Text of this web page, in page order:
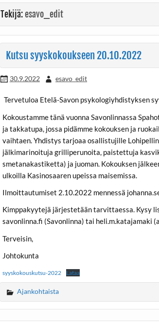
Tekijä:esavo_edit
Kutsu syyskokoukseen 20.10.2022
30.9.2022 esavo_edit
Tervetuloa Etelä-Savon psykologiyhdistyksen
Kokoustamme tänä vuonna Savonlinnassa
ja takkatupa, jossa pidämme kokouksen ja
vaihtaen. Yhdistys tarjoaa osallistujille
jälkimarinoituja grilliperunoita, paistettuja
smetanakastiketta) ja juoman. Kokouksen
ulkoilla Kasinosaaren upeissa maisemissa.
Ilmoittautumiset 2.10.2022 mennessä
Kimppakyytejä järjestetään tarvittaessa. Kysy
savonlinna.fi (Savonlinna) tai heli.m.katajamaki
Terveisin,
Johtokunta
syyskokouskutsu-2022 Lataa
Ajankohtaista